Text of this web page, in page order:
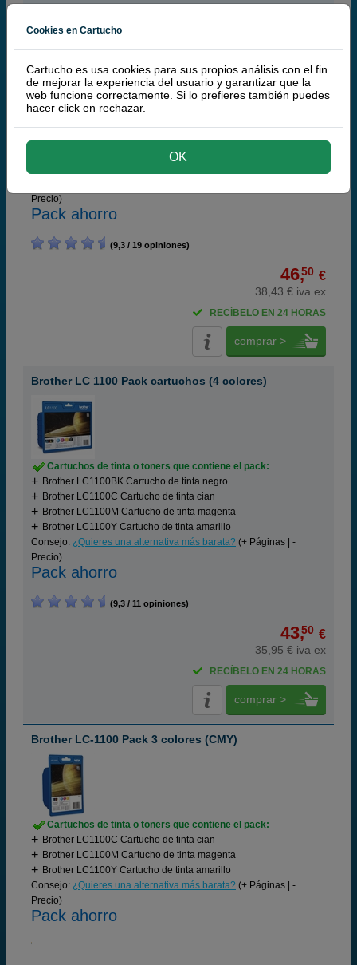
Cartuchos de tinta o toners que contiene el pack:
Brother LC980C Cartucho de tinta cian 5,5 ml
Brother LC-980M Cartucho de tinta magenta
Precio)
Pack ahorro
(9,3 / 19 opiniones)
46,50 €
38,43 € iva ex
RECÍBELO EN 24 HORAS
comprar >
Brother LC 1100 Pack cartuchos (4 colores)
Cartuchos de tinta o toners que contiene el pack:
Brother LC1100BK Cartucho de tinta negro
Brother LC1100C Cartucho de tinta cian
Brother LC1100M Cartucho de tinta magenta
Brother LC1100Y Cartucho de tinta amarillo
Consejo: ¿Quieres una alternativa más barata? (+ Páginas | -
Precio)
Pack ahorro
(9,3 / 11 opiniones)
43,50 €
35,95 € iva ex
RECÍBELO EN 24 HORAS
comprar >
Brother LC-1100 Pack 3 colores (CMY)
Cartuchos de tinta o toners que contiene el pack:
Brother LC1100C Cartucho de tinta cian
Brother LC1100M Cartucho de tinta magenta
Brother LC1100Y Cartucho de tinta amarillo
Consejo: ¿Quieres una alternativa más barata? (+ Páginas | -
Precio)
Pack ahorro
Cookies en Cartucho
Cartucho.es usa cookies para sus propios análisis con el fin
de mejorar la experiencia del usuario y garantizar que la
web funcione correctamente. Si lo prefieres también puedes
hacer click en rechazar.
OK